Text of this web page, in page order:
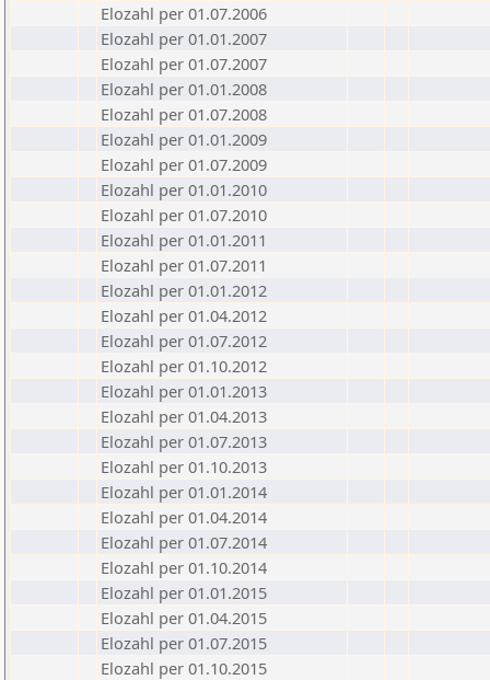
Elozahl per 01.07.2006
Elozahl per 01.01.2007
Elozahl per 01.07.2007
Elozahl per 01.01.2008
Elozahl per 01.07.2008
Elozahl per 01.01.2009
Elozahl per 01.07.2009
Elozahl per 01.01.2010
Elozahl per 01.07.2010
Elozahl per 01.01.2011
Elozahl per 01.07.2011
Elozahl per 01.01.2012
Elozahl per 01.04.2012
Elozahl per 01.07.2012
Elozahl per 01.10.2012
Elozahl per 01.01.2013
Elozahl per 01.04.2013
Elozahl per 01.07.2013
Elozahl per 01.10.2013
Elozahl per 01.01.2014
Elozahl per 01.04.2014
Elozahl per 01.07.2014
Elozahl per 01.10.2014
Elozahl per 01.01.2015
Elozahl per 01.04.2015
Elozahl per 01.07.2015
Elozahl per 01.10.2015